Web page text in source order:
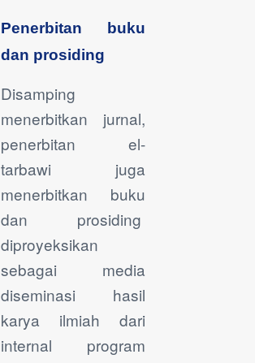
Penerbitan buku
dan prosiding
Disamping
menerbitkan jurnal,
penerbitan el-
tarbawi juga
menerbitkan buku
dan prosiding
diproyeksikan
sebagai media
diseminasi hasil
karya ilmiah dari
internal program